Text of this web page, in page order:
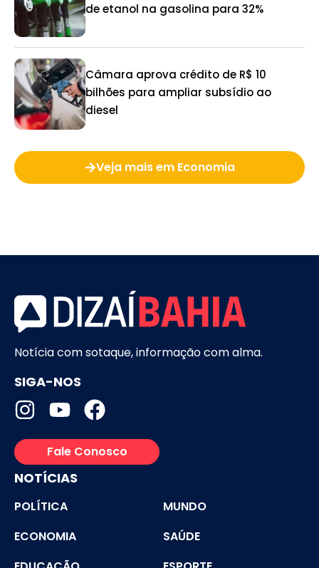
de etanol na gasolina para 32%
Câmara aprova crédito de R$ 10
bilhões para ampliar subsídio ao
diesel
Veja mais em Economia
Notícia com sotaque, informação com alma.
SIGA-NOS
Fale Conosco
NOTÍCIAS
POLÍTICA
MUNDO
ECONOMIA
SAÚDE